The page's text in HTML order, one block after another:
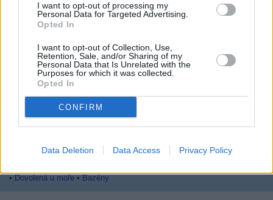
I want to opt-out of processing my
Personal Data for Targeted Advertising.
Opted In
I want to opt-out of Collection, Use,
Retention, Sale, and/or Sharing of my
Personal Data that Is Unrelated with the
Purposes for which it was collected.
Opted In
CONFIRM
Data Deletion Data Access Privacy Policy
Prima sport - co nabídne v prvním
vysílacím týdnu
• Dovolená u moře • Bazény